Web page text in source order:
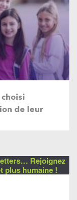
choisi
de leur
Rejoignez
plus humaine !